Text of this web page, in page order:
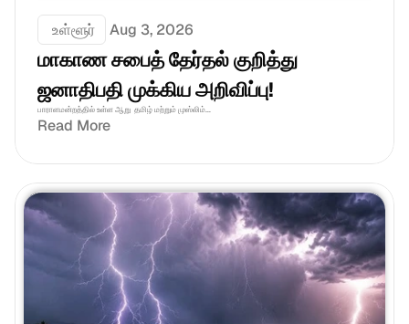
உள்ளூர் Aug 3, 2026
மாகாண சபைத் தேர்தல் குறித்து
ஜனாதிபதி முக்கிய அறிவிப்பு!
பாராளமன்றத்தில் உள்ள ஆறு  தமிழ் மற்றும் முஸ்லிம்...
Read More